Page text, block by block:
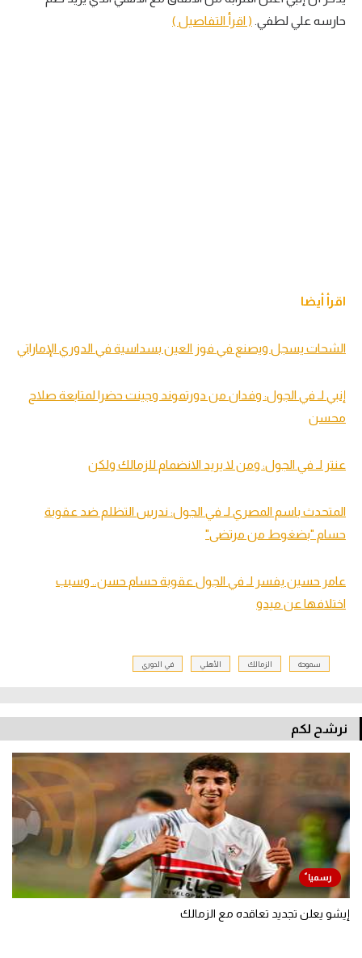
حارسه علي لطفي. ( اقرأ التفاصيل )
اقرأ أيضا
الشحات يسجل ويصنع في فوز العين بسداسية في الدوري الإماراتي
إنبي لـ في الجول: وفدان من دورتموند وجينت حضرا لمتابعة صلاح
محسن
عنتر لـ في الجول: ومن لا يريد الانضمام للزمالك ولكن
المتحدث باسم المصري لـ في الجول: ندرس التظلم ضد عقوبة
حسام "بضغوط من مرتضى"
عامر حسين يفسر لـ في الجول عقوبة حسام حسن.. وسبب
اختلافها عن ميدو
سموحة الزمالك الأهلي في الدوري
نرشح لكم
إيشو يعلن تجديد تعاقده مع الزمالك